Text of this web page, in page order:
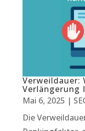
Verweildauer:
Verlängerung
Mai 6, 2025 |
Die